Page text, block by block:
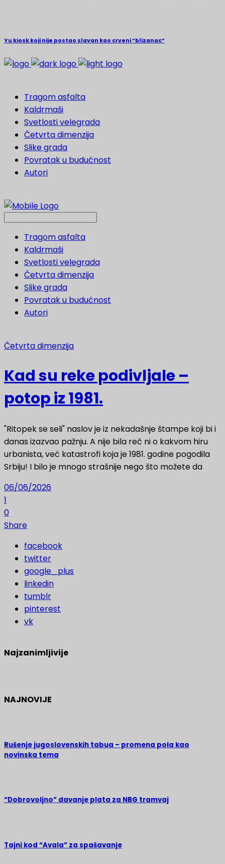
Yu kiosk koji nije postao slavan kao crveni “blizanac”
Tragom asfalta
Kaldrmaši
Svetlosti velegrada
Četvrta dimenzija
Slike grada
Povratak u budućnost
Autori
Tragom asfalta
Kaldrmaši
Svetlosti velegrada
Četvrta dimenzija
Slike grada
Povratak u budućnost
Autori
Četvrta dimenzija
Kad su reke podivljale –
potop iz 1981.
"Ritopek se seli" naslov je iz nekadašnje štampe koji bi i
danas izazvao pažnju. A nije bila reč ni o kakvom hiru
urbanista, već katastrofi koja je 1981. godine pogodila
Srbiju! I bilo je mnogo strašnije nego što možete da
06/06/2026
1
0
Share
facebook
twitter
google_plus
linkedin
tumblr
pinterest
vk
Najzanimljivije
NAJNOVIJE
Rušenje jugoslovenskih tabua – promena pola kao
novinska tema
“Dobrovoljno” davanje plata za NBG tramvaj
Tajni kod “Avala” za spašavanje